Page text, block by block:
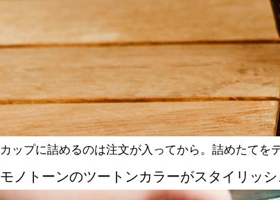
カップに詰めるのは注文が入ってから。詰めたてを
モノトーンのツートンカラーがスタイリッ